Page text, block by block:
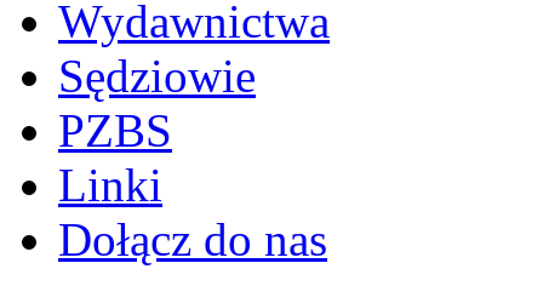
Wydawnictwa
Sędziowie
PZBS
Linki
Dołącz do nas